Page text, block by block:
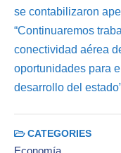
se contabilizaron
“Continuaremos
conectividad aérea
oportunidades para
desarrollo del
CATEGORIES
Economía